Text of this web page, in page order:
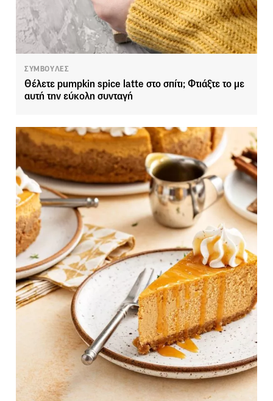
ΣΥΜΒΟΥΛΕΣ
Θέλετε pumpkin spice latte στο σπίτι; Φτιάξτε το με
αυτή την εύκολη συνταγή